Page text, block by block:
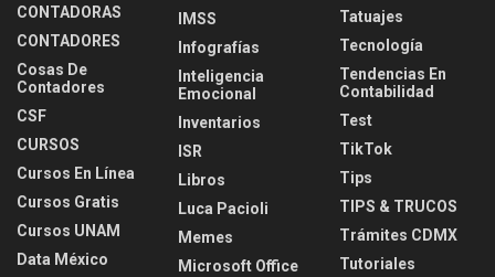
CONTADORAS
CONTADORES
Cosas De
Contadores
CSF
CURSOS
Cursos En Línea
Cursos Gratis
Cursos UNAM
Data México
IMSS
Infografías
Inteligencia
Emocional
Inventarios
ISR
Libros
Luca Pacioli
Memes
Microsoft Office
Tatuajes
Tecnología
Tendencias En
Contabilidad
Test
TikTok
Tips
TIPS & TRUCOS
Trámites CDMX
Tutoriales